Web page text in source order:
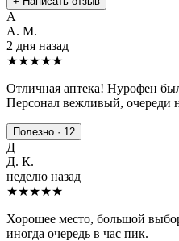
А
А. М.
2 дня назад
★★★★★
Отличная аптека! Нурофен
Персонал вежливый, очереди
Полезно · 12
Д
Д. К.
неделю назад
★★★★★
Хорошее место, большой
иногда очередь в час пик.